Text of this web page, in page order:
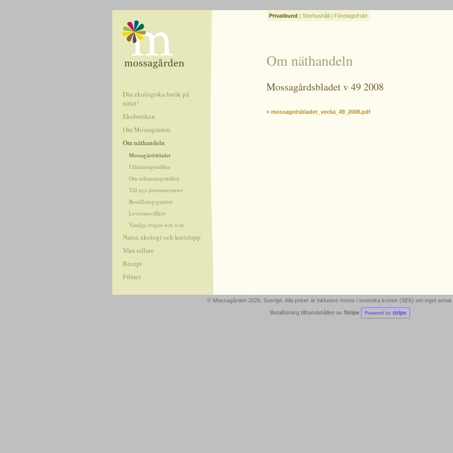
Din ekologiska butik på
nätet!
Ekobutiken
Om Mossagården
Om näthandeln
Mossagårdsbladet
Utlämningsställen
Om utlämningsställen
Till nya prenumeranter
Beställningsguiden
Leveransvillkor
Vanliga frågor och svar
Natur, ekologi och kretslopp
Våra odlare
Recept
Filmer
Privatkund | Storhushåll | Företagsfrukt
Om näthandeln
Mossagårdsbladet v 49 2008
» mossagrdsbladet_vecka_49_2008.pdf
© Mossagården 2026, Sverige. Alla priser är inklusive moms i svenska kronor (SEK) om inget annat
Betallösning tillhandahållen av Stripe